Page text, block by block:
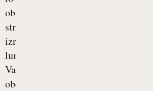
obstaja
strokovni
izraz:
lumbago.
Vaš
občutek...